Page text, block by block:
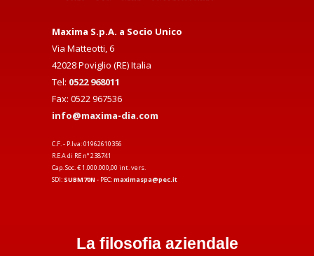
Maxima S.p.A. a Socio Unico
Via Matteotti, 6
42028 Poviglio (RE) Italia
Tel: 0522 968011
Fax: 0522 967536
info@maxima-dia.com
C.F. - P.Iva: 01962610356
R.E.A di RE n° 238741
Cap. Soc. € 1.000.000,00 int. vers.
SDI: SUBM70N - PEC:maximaspa@pec.it
La filosofia aziendale